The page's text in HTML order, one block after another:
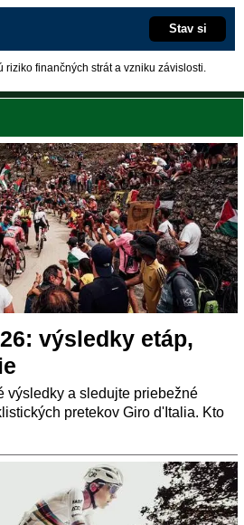
Stav si
riziko finančných strát a vzniku závislosti.
výsledky etáp,
výsledky a sledujte priebežné
pretekov Giro d'Italia. Kto